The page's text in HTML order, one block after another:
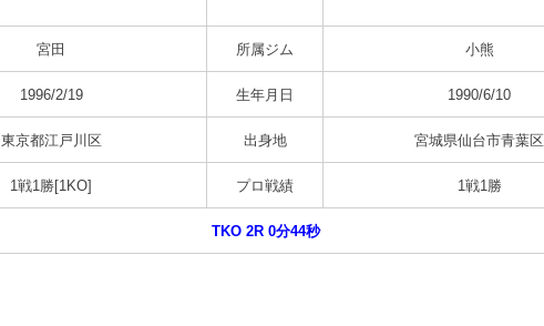
宮田 所属ジム 小熊
1996/2/19 生年月日 1990/6/10
東京都江戸川区 出身地 宮城県仙台市青葉区
1戦1勝[1KO] プロ戦績 1戦1勝
TKO 2R 0分44秒